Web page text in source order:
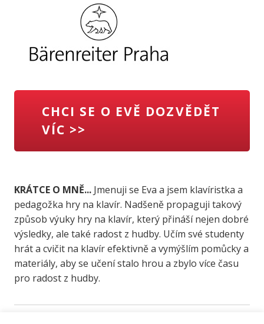
CHCI SE O EVĚ DOZVĚDĚT
VÍC >>
KRÁTCE O MNĚ...Jmenuji se Eva a jsem klavíristka a
pedagožka hry na klavír. Nadšeně propaguji takový
způsob výuky hry na klavír, který přináší nejen dobré
výsledky, ale také radost z hudby. Učím své studenty
hrát a cvičit na klavír efektivně a vymýšlím pomůcky a
materiály, aby se učení stalo hrou a zbylo více času
pro radost z hudby.